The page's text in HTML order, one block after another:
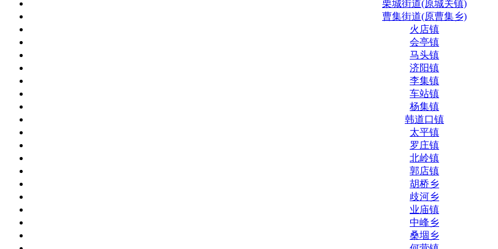
栗城街道(原城关镇)
曹集街道(原曹集乡)
火店镇
会亭镇
马头镇
济阳镇
李集镇
车站镇
杨集镇
韩道口镇
太平镇
罗庄镇
北岭镇
郭店镇
胡桥乡
歧河乡
业庙镇
中峰乡
桑堌乡